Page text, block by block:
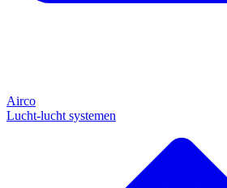
Airco
Lucht-lucht systemen